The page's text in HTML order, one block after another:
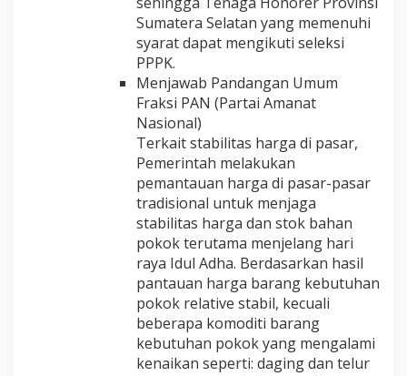
Sumatera Selatan yang memenuhi
syarat dapat mengikuti seleksi
PPPK.
Menjawab Pandangan Umum
Fraksi PAN (Partai Amanat
Nasional)
Terkait stabilitas harga di pasar,
Pemerintah melakukan
pemantauan harga di pasar-pasar
tradisional untuk menjaga
stabilitas harga dan stok bahan
pokok terutama menjelang hari
raya Idul Adha. Berdasarkan hasil
pantauan harga barang kebutuhan
pokok relative stabil, kecuali
beberapa komoditi barang
kebutuhan pokok yang mengalami
kenaikan seperti: daging dan telur